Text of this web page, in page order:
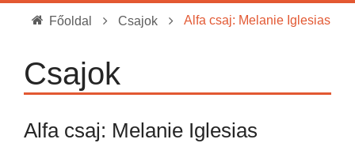
Főoldal Csajok Alfa csaj: Melanie Iglesias
Csajok
Alfa csaj: Melanie Iglesias